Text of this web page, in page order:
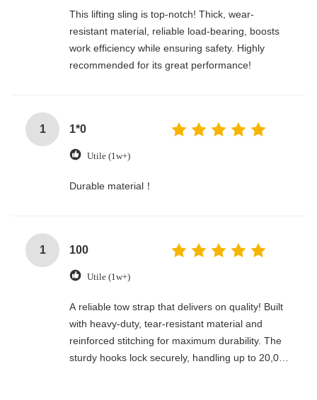
This lifting sling is top-notch! Thick, wear-
resistant material, reliable load-bearing, boosts
work efficiency while ensuring safety. Highly
recommended for its great performance!
1 1*0
Utile (1w+)
Durable material！
1 100
Utile (1w+)
A reliable tow strap that delivers on quality! Built
with heavy-duty, tear-resistant material and
reinforced stitching for maximum durability. The
sturdy hooks lock securely, handling up to 20,000